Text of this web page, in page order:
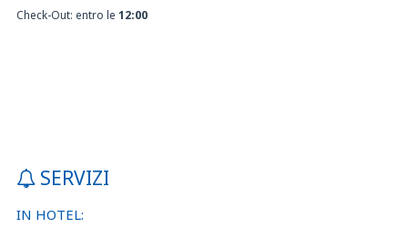
Check-Out: entro le 12:00
SERVIZI
IN HOTEL: